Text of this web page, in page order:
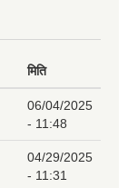
मिति
06/04/2025
- 11:48
04/29/2025
- 11:31